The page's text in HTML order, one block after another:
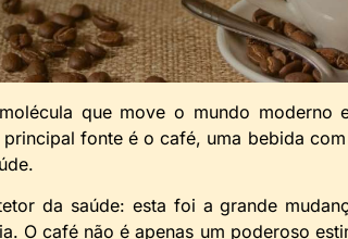
que move o mundo moderno
fonte é o café, uma bebida
da saúde: esta foi a grande
O café não é apenas um poderoso